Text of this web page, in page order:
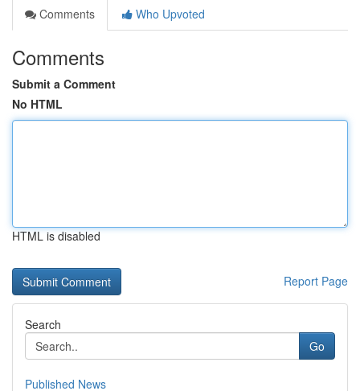
Comments
Who Upvoted
Comments
Submit a Comment
No HTML
HTML is disabled
Report Page
Search
Go
Published News